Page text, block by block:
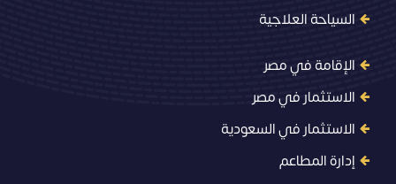
الإقامة في مصر
الاستثمار في مصر
الاستثمار في السعودية
إدارة المطاعم
السياحة العلاجية